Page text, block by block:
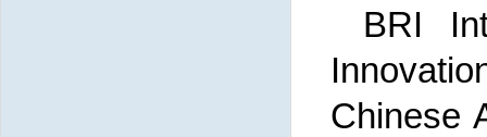
BRI
Chinese